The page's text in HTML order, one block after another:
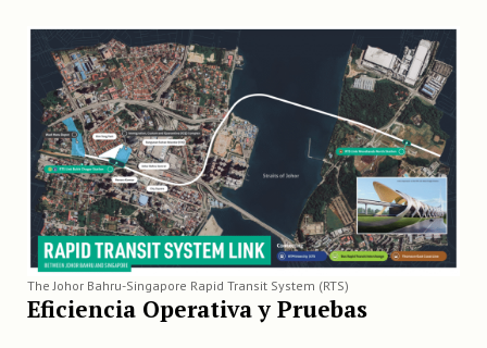
The Johor Bahru-Singapore Rapid Transit System (RTS)
Eficiencia Operativa y Pruebas